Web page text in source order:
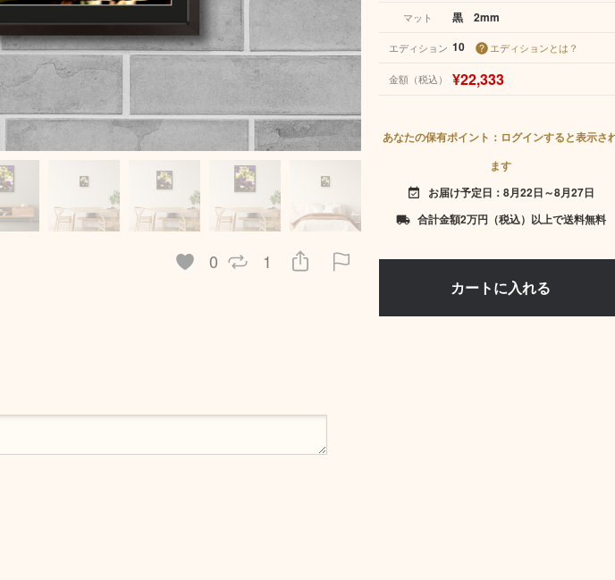
0 1
マット
黒 2mm
エディション 10 エディションとは？
金額（税込） ¥22,333
あなたの保有ポイント：ログインすると表示さ
ます
event_available お届け予定日：8月22日～8月27日
local_shipping 合計金額2万円（税込）以上で送料無料